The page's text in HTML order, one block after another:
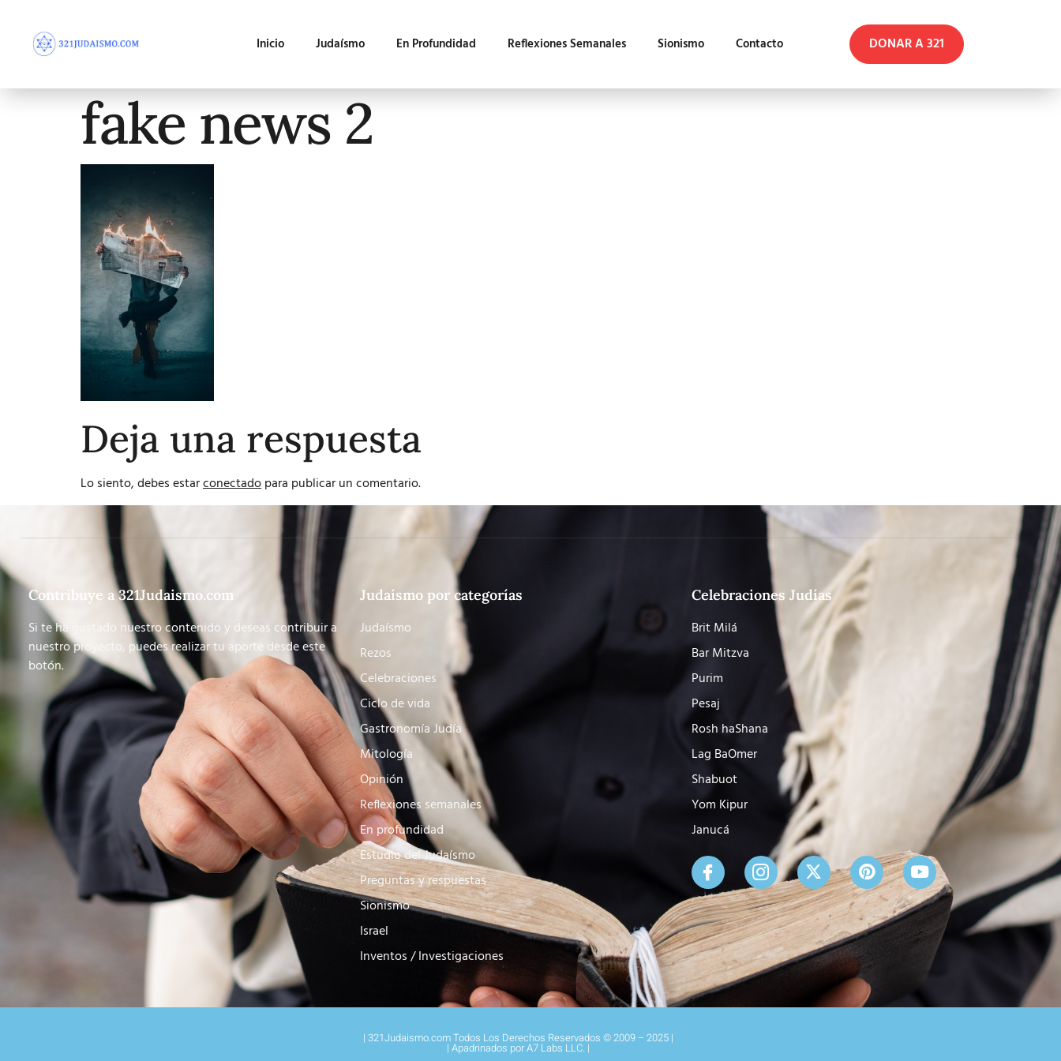
Inicio Judaísmo En Profundidad Reflexiones Semanales Sionismo Contacto DONAR A 321
fake news 2
Deja una respuesta
Lo siento, debes estarconectadopara publicar un comentario.
Contribuye a 321Judaismo.com
Si te ha gustado nuestro contenido y deseas contribuir a
nuestro proyecto, puedes realizar tu aporte desde este
botón.
Judaísmo por categorías
Judaísmo
Rezos
Celebraciones
Ciclo de vida
Gastronomía Judía
Mitología
Opinión
Reflexiones semanales
En profundidad
Estudio del Judaísmo
Preguntas y respuestas
Sionismo
Israel
Inventos / Investigaciones
Celebraciones Judías
Brit Milá
Bar Mitzva
Purim
Pesaj
Rosh haShana
Lag BaOmer
Shabuot
Yom Kipur
Janucá
| 321Judaismo.com Todos Los Derechos Reservados © 2009 – 2025 |
| Apadrinados por A7 Labs LLC. |